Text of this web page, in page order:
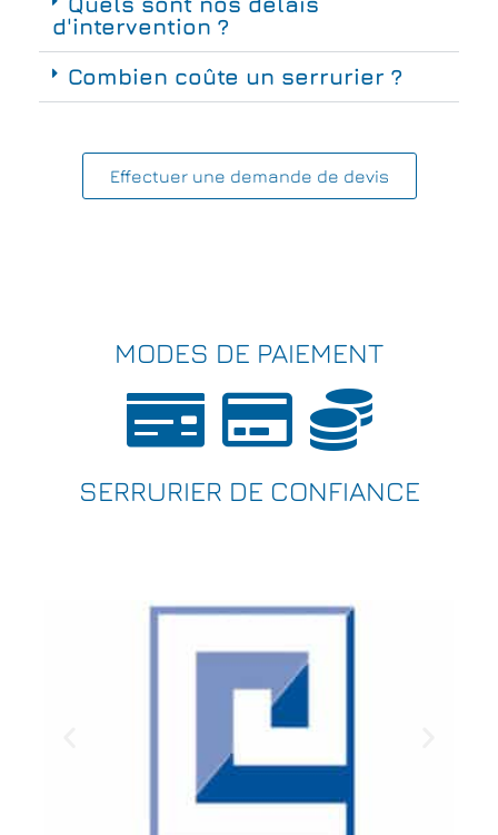
d'intervention ?
Combien coûte un serrurier ?
Effectuer une demande de devis
MODES DE PAIEMENT
SERRURIER DE CONFIANCE